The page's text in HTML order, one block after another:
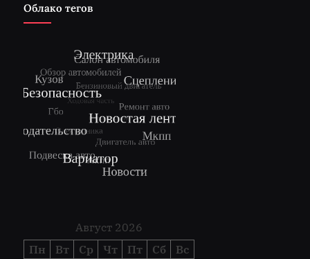
Облако тегов
Август 2026
Пн
Вт Ср Чт Пт Сб Вс